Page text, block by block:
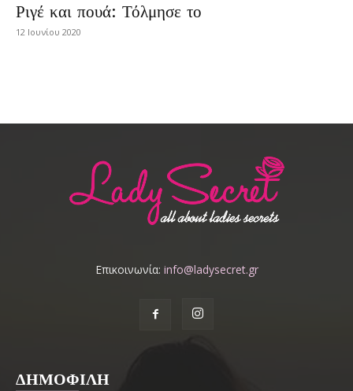
Ριγέ και πουά: Τόλμησε το
12 Ιουνίου 2020
Επικοινωνία: info@ladysecret.gr
ΔΗΜΟΦΙΛΗ